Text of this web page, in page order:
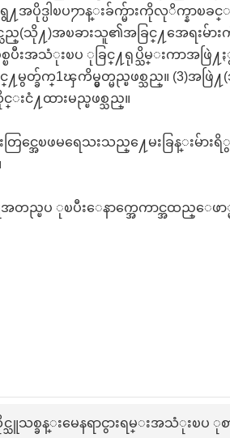
အပိုဒ္ပါၿပ႒ာန္းခ်က္မ်ားကိုလုိက္နာၿ
ည္(သို႔)အၿခားသူ၏အခြင္႔အေရး
စ္ၿပီးအသံုးၿပ ုခြင္႔ရုပ္သိမ္းကာအ
င္႔မွတ္ခ်က္1ၾကိမ္မွတ္မည္ၿဖစ္သည္။ (3)အ
႔ထားမည္ၿဖစ္သည္။
တြင္အေၿဖမရေသးသည္႔ေမးခြန္းမ်ား
ၿပ ုၿပီးေနာက္အေကာင္အထည္ေဖာ္မည္ၿ
စ္ခန္းမေနရာငွားရမ္းအသံုးၿပ ုစာရ